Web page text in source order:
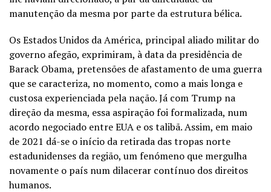
manutenção da mesma por parte da estrutura bélica.
Os Estados Unidos da América, principal aliado militar do
governo afegão, exprimiram, à data da presidência de
Barack Obama, pretensões de afastamento de uma guerra
que se caracteriza, no momento, como a mais longa e
custosa experienciada pela nação. Já com Trump na
direção da mesma, essa aspiração foi formalizada, num
acordo negociado entre EUA e os talibã. Assim, em maio
de 2021 dá-se o início da retirada das tropas norte
estadunidenses da região, um fenómeno que mergulha
novamente o país num dilacerar contínuo dos direitos
humanos.